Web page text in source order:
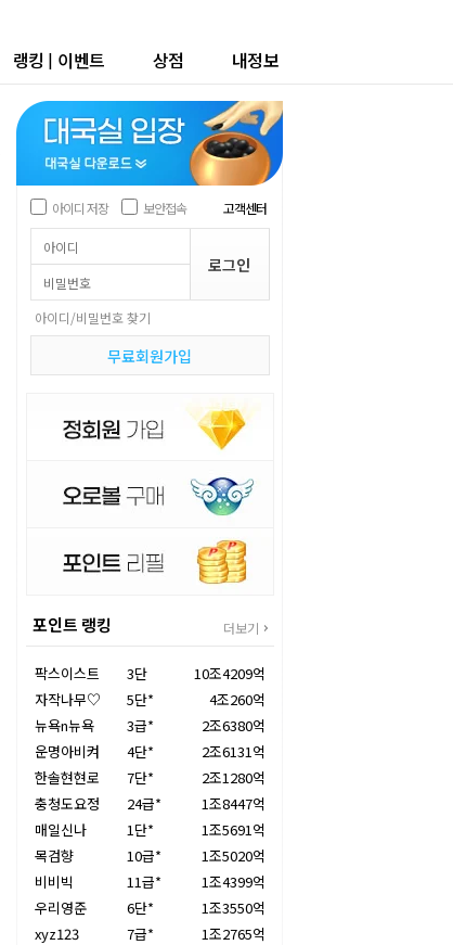
랭킹 | 이벤트 상점 내정보
아이디 저장 보안접속 고객센터
아이디/비밀번호 찾기
무료회원가입
포인트 랭킹 더보기
팍스이스트 3단
10조4209억
자작나무♡
5단*
4조260억
뉴욕n뉴욕
3급*
2조6380억
운명아비켜
4단*
2조6131억
한솔현현로
7단*
2조1280억
충청도요정
24급*
1조8447억
매일신나
1단*
1조5691억
목검향
10급*
1조5020억
비비빅
11급*
1조4399억
우리영준
6단*
1조3550억
xyz123
7급*
1조2765억